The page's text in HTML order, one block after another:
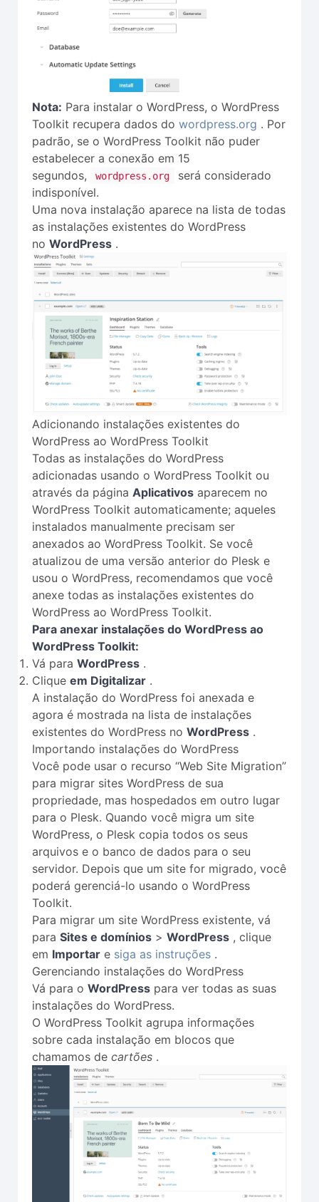
Nota: Para instalar o WordPress, o WordPress
Toolkit recupera dados do wordpress.org . Por
padrão, se o WordPress Toolkit não puder
estabelecer a conexão em 15
segundos,
wordpress.org
será considerado
indisponível.
Uma nova instalação aparece na lista de todas
as instalações existentes do WordPress
no WordPress .
Adicionando instalações existentes do
WordPress ao WordPress Toolkit
Todas as instalações do WordPress
adicionadas usando o WordPress Toolkit ou
através da página Aplicativos aparecem no
WordPress Toolkit automaticamente; aqueles
instalados manualmente precisam ser
anexados ao WordPress Toolkit. Se você
atualizou de uma versão anterior do Plesk e
usou o WordPress, recomendamos que você
anexe todas as instalações existentes do
WordPress ao WordPress Toolkit.
Para anexar instalações do WordPress ao
WordPress Toolkit:
Vá para WordPress .
Clique em Digitalizar .
A instalação do WordPress foi anexada e
agora é mostrada na lista de instalações
existentes do WordPress no WordPress .
Importando instalações do WordPress
Você pode usar o recurso “Web Site Migration”
para migrar sites WordPress de sua
propriedade, mas hospedados em outro lugar
para o Plesk. Quando você migra um site
WordPress, o Plesk copia todos os seus
arquivos e o banco de dados para o seu
servidor. Depois que um site for migrado, você
poderá gerenciá-lo usando o WordPress
Toolkit.
Para migrar um site WordPress existente, vá
para Sites e domínios > WordPress , clique
em Importar e siga as instruções .
Gerenciando instalações do WordPress
Vá para o WordPress para ver todas as suas
instalações do WordPress.
O WordPress Toolkit agrupa informações
sobre cada instalação em blocos que
chamamos de cartões .